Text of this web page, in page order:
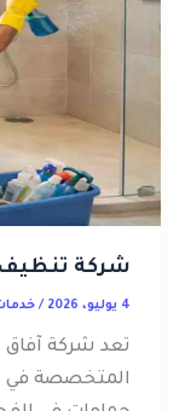
شركة تنظيف
4 يوليو، 2026 /
تعد شركة
المتخصصة في